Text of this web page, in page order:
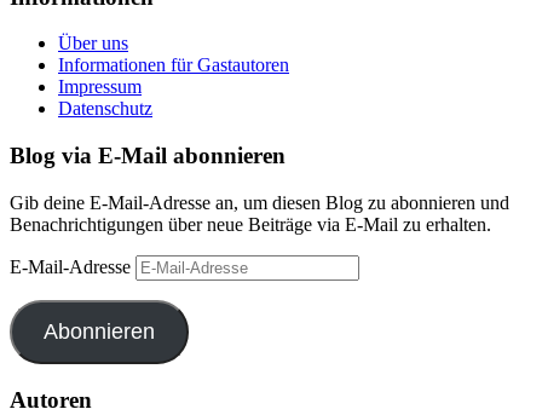
Über uns
Informationen für Gastautoren
Impressum
Datenschutz
Blog via E-Mail abonnieren
Gib deine E-Mail-Adresse an, um diesen Blog zu abonnieren und
Benachrichtigungen über neue Beiträge via E-Mail zu erhalten.
E-Mail-Adresse
Abonnieren
Autoren